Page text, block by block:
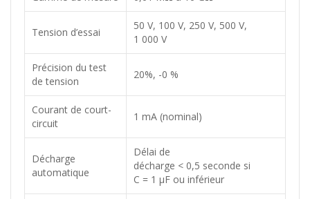
Tension d’essai
50 V, 100 V, 250 V, 500 V,
1 000 V
Précision du test
de tension
20%, -0 %
Courant de court-
circuit
1 mA (nominal)
Décharge
automatique
Délai de
décharge < 0,5 seconde si
C = 1 µF ou inférieur